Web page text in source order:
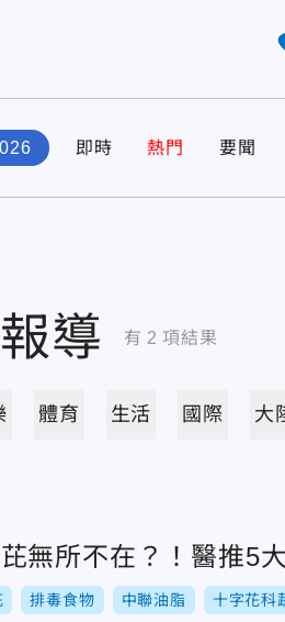
即時 熱門 要聞
導 有 2 項結果
體育 生活 國際 大
無所不在？！醫推5
排毒食物 中聯油脂 十字花科